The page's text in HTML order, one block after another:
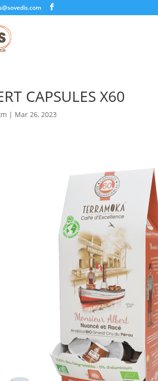
CAPSULES X60
| Mar 26, 2023